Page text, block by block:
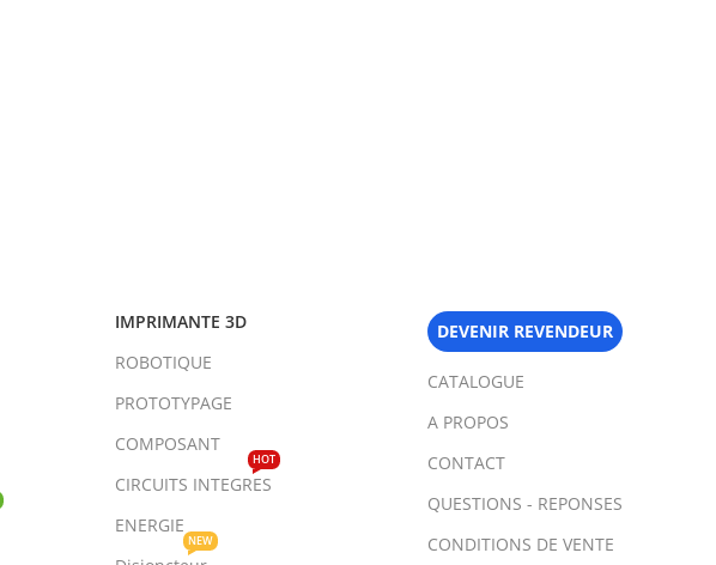
IMPRIMANTE 3D
ROBOTIQUE
PROTOTYPAGE
COMPOSANT
CIRCUITS INTEGRES
HOT
ENERGIE
NEW
DEVENIR REVENDEUR
CATALOGUE
A PROPOS
CONTACT
QUESTIONS - REPONSES
CONDITIONS DE VENTE